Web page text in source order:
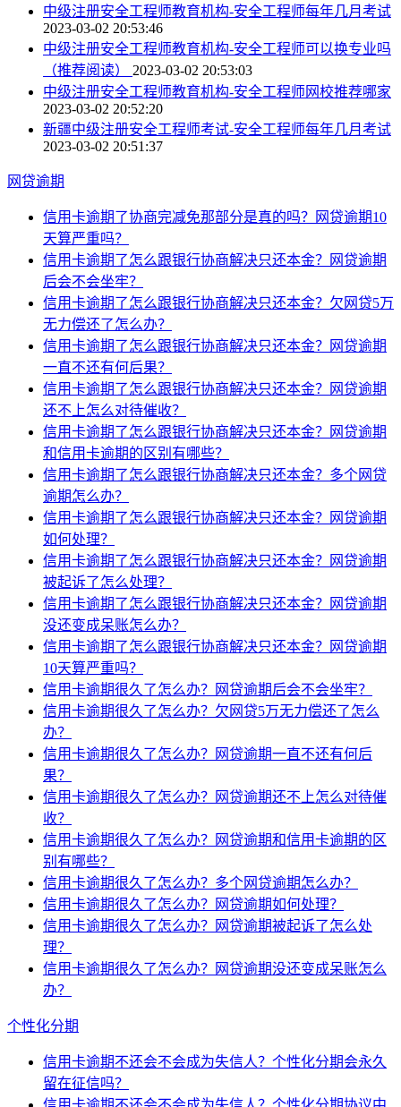
中级注册安全工程师教育机构-安全工程师每年几月考试
2023-03-02 20:53:46
中级注册安全工程师教育机构-安全工程师可以换专业吗
（推荐阅读） 2023-03-02 20:53:03
中级注册安全工程师教育机构-安全工程师网校推荐哪家
2023-03-02 20:52:20
新疆中级注册安全工程师考试-安全工程师每年几月考试
2023-03-02 20:51:37
网贷逾期
信用卡逾期了协商完减免那部分是真的吗？网贷逾期10
天算严重吗？
信用卡逾期了怎么跟银行协商解决只还本金？网贷逾期
后会不会坐牢？
信用卡逾期了怎么跟银行协商解决只还本金？欠网贷5万
无力偿还了怎么办？
信用卡逾期了怎么跟银行协商解决只还本金？网贷逾期
一直不还有何后果？
信用卡逾期了怎么跟银行协商解决只还本金？网贷逾期
还不上怎么对待催收？
信用卡逾期了怎么跟银行协商解决只还本金？网贷逾期
和信用卡逾期的区别有哪些？
信用卡逾期了怎么跟银行协商解决只还本金？多个网贷
逾期怎么办？
信用卡逾期了怎么跟银行协商解决只还本金？网贷逾期
如何处理？
信用卡逾期了怎么跟银行协商解决只还本金？网贷逾期
被起诉了怎么处理？
信用卡逾期了怎么跟银行协商解决只还本金？网贷逾期
没还变成呆账怎么办？
信用卡逾期了怎么跟银行协商解决只还本金？网贷逾期
10天算严重吗？
信用卡逾期很久了怎么办？网贷逾期后会不会坐牢？
信用卡逾期很久了怎么办？欠网贷5万无力偿还了怎么
办？
信用卡逾期很久了怎么办？网贷逾期一直不还有何后
果？
信用卡逾期很久了怎么办？网贷逾期还不上怎么对待催
收？
信用卡逾期很久了怎么办？网贷逾期和信用卡逾期的区
别有哪些？
信用卡逾期很久了怎么办？多个网贷逾期怎么办？
信用卡逾期很久了怎么办？网贷逾期如何处理？
信用卡逾期很久了怎么办？网贷逾期被起诉了怎么处
理？
信用卡逾期很久了怎么办？网贷逾期没还变成呆账怎么
办？
个性化分期
信用卡逾期不还会不会成为失信人？个性化分期会永久
留在征信吗？